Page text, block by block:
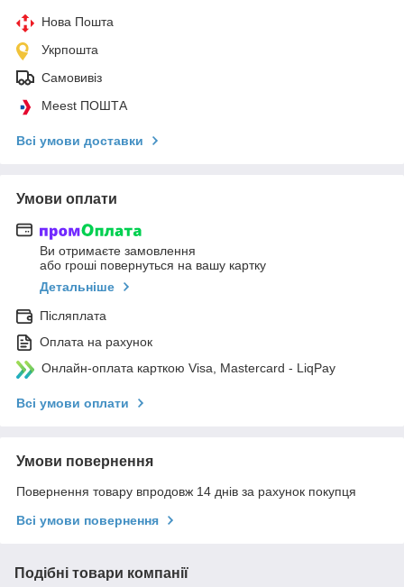
Нова Пошта
Укрпошта
Самовивіз
Meest ПОШТА
Всі умови доставки
Умови оплати
Ви отримаєте замовлення
або гроші повернуться на вашу картку
Детальніше
Післяплата
Оплата на рахунок
Онлайн-оплата карткою Visa, Mastercard - LiqPay
Всі умови оплати
Умови повернення
Повернення товару впродовж 14 днів за рахунок покупця
Всі умови повернення
Подібні товари компанії